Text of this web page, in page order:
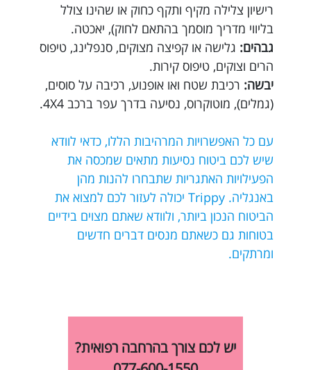
רישיון צלילה מקיף ותקף כחוק או שהינו צולל
בליווי מדריך מוסמך בהתאם לחוק), יאכטה.
גבהים: גלישה או קפיצה מצוקים, סנפלינג, טיפוס
הרים וצוקים, טיפוס קירות.
יבשה: רכיבת שטח ואו אופנוע, רכיבה על סוסים,
(גמלים), מוטוקרוס, נסיעה בדרך עפר ברכב 4X4.
עם כל האפשרויות המרהיבות הללו, כדאי לוודא
שיש לכם ביטוח נסיעות מתאים שמכסה את
הפעילויות האתגריות שתבחרו להנות מהן
באנגליה. Trippy יכולה לעזור לכם למצוא את
הביטוח הנכון ביותר, ולוודא שאתם מצוים בידיים
בטוחות גם כשאתם מנסים דברים חדשים
ומרתקים.
יש לכם צורך בהרחבה רפואית?